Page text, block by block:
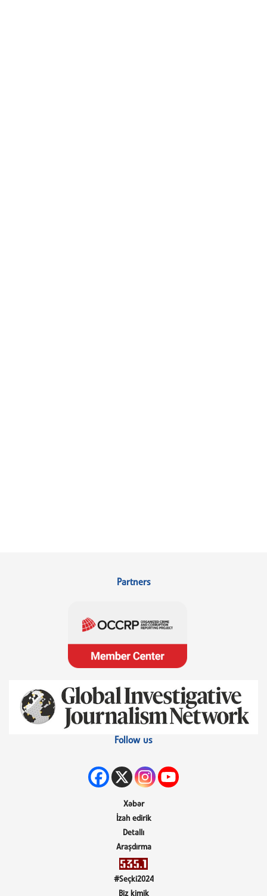
Partners
Follow us
Xəbər
İzah edirik
Detallı
Araşdırma
#Seçki2024
Biz kimik